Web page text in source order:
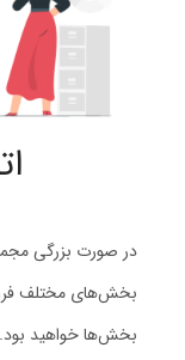
در صورت بزرگی
بخش‌های مختلف
بخش‌ها خواهید